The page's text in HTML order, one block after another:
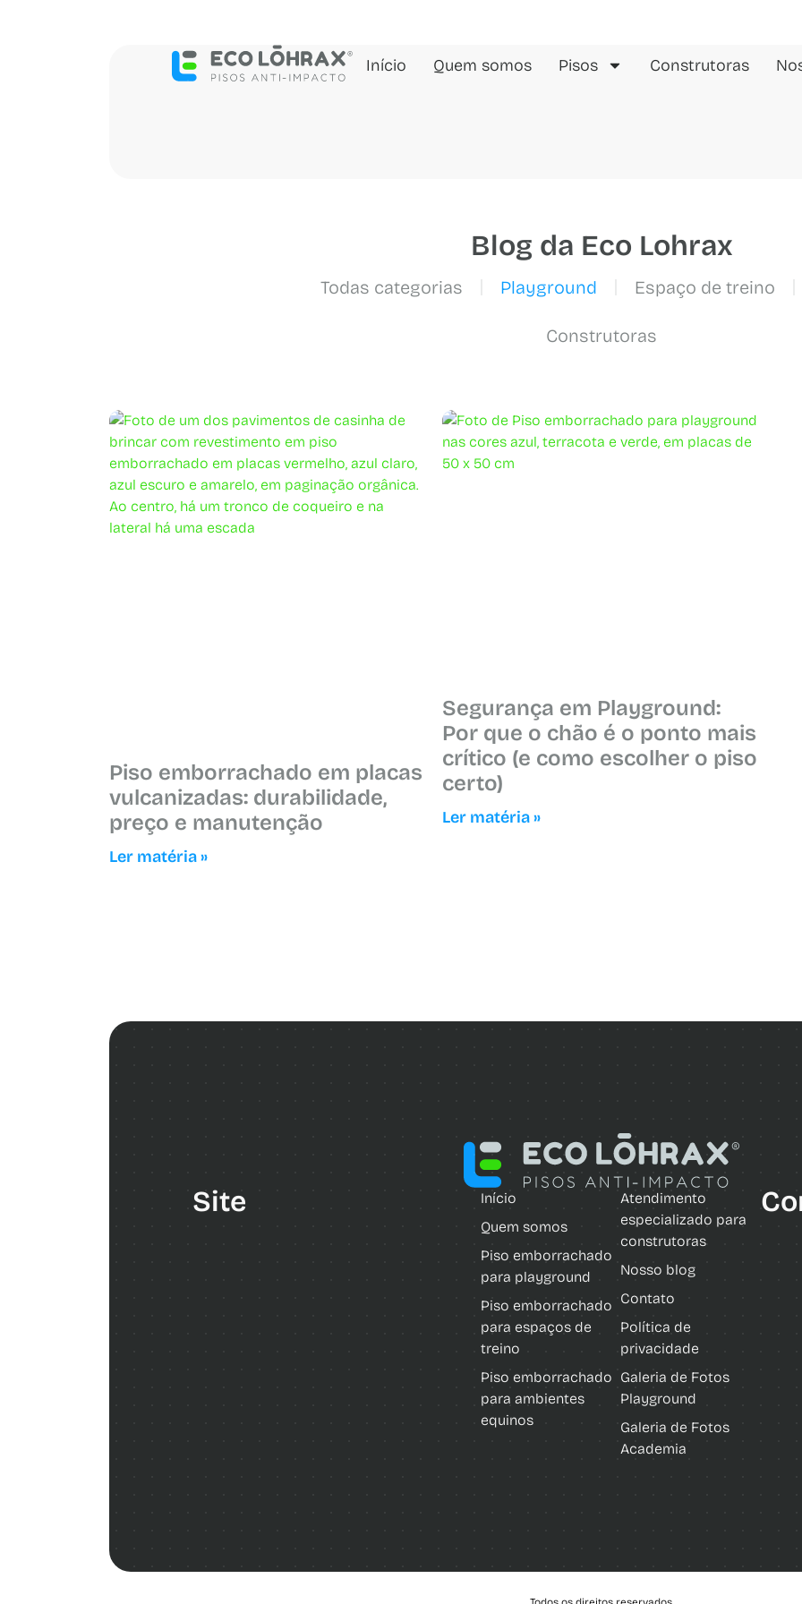
Início Quem somos Pisos Construtoras
Blog da Eco Lohrax
Todas categorias Playground Espaço de treino
Construtoras
Piso emborrachado em placas
vulcanizadas: durabilidade,
preço e manutenção
Ler matéria »
Segurança em Playground:
Por que o chão é o ponto mais
crítico (e como escolher o piso
certo)
Ler matéria »
Site
Início
Quem somos
Piso emborrachado
para playground
Piso emborrachado
para espaços de
treino
Piso emborrachado
para ambientes
equinos
Atendimento
especializado para
construtoras
Nosso blog
Contato
Política de
privacidade
Galeria de Fotos
Playground
Galeria de Fotos
Academia